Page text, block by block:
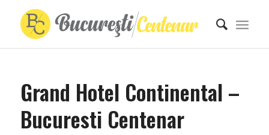
Grand Hotel Continental –
Bucuresti Centenar